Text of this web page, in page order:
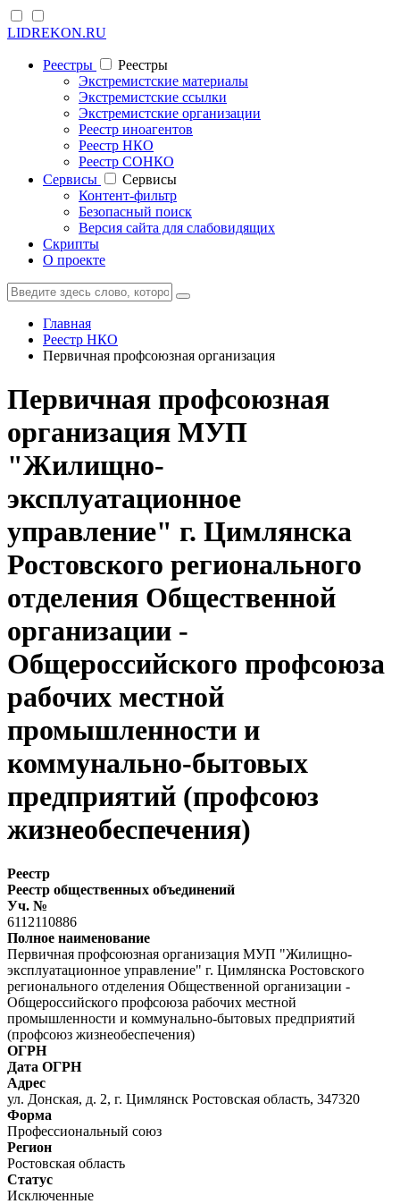
LIDREKON.RU
Реестры
Реестры
Экстремистские материалы
Экстремистские ссылки
Экстремистские организации
Реестр иноагентов
Реестр НКО
Реестр СОНКО
Cервисы
Cервисы
Контент-фильтр
Безопасный поиск
Версия сайта для слабовидящих
Скрипты
О проекте
Главная
Реестр НКО
Первичная профсоюзная организация
Первичная профсоюзная
организация МУП
"Жилищно-
эксплуатационное
управление" г. Цимлянска
Ростовского регионального
отделения Общественной
организации -
Общероссийского профсоюза
рабочих местной
промышленности и
коммунально-бытовых
предприятий (профсоюз
жизнеобеспечения)
Реестр
Реестр общественных объединений
Уч. №
6112110886
Полное наименование
Первичная профсоюзная организация МУП "Жилищно-
эксплуатационное управление" г. Цимлянска Ростовского
регионального отделения Общественной организации -
Общероссийского профсоюза рабочих местной
промышленности и коммунально-бытовых предприятий
(профсоюз жизнеобеспечения)
ОГРН
Дата ОГРН
Адрес
ул. Донская, д. 2, г. Цимлянск Ростовская область, 347320
Форма
Профессиональный союз
Регион
Ростовская область
Статус
Исключенные